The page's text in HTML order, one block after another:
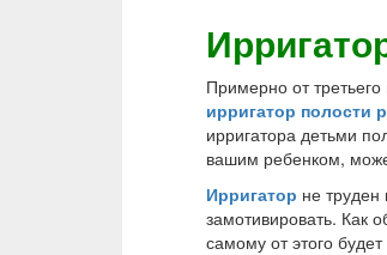
Примерно от
ирригатор полости
ирригатора детьми
вашим ребенком,
Ирригатор не
замотивировать. Как
самому от этого